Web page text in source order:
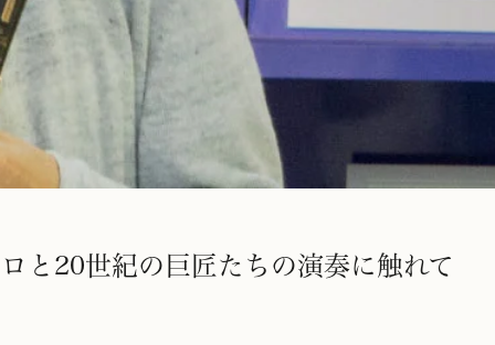
と20世紀の巨匠たちの演奏に触れて